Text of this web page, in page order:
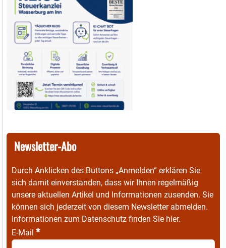
Newsletter-Abo
Durch Anklicken des Buttons „Anmelden“ erklären Sie
sich damit einverstanden, dass wir Ihnen regelmäßig
unsere aktuellen Artikel und Informationen zusenden. Sie
können sich jederzeit von diesem Newsletter abmelden.
Informationen zum Datenschutz finden Sie hier.
E-Mail *